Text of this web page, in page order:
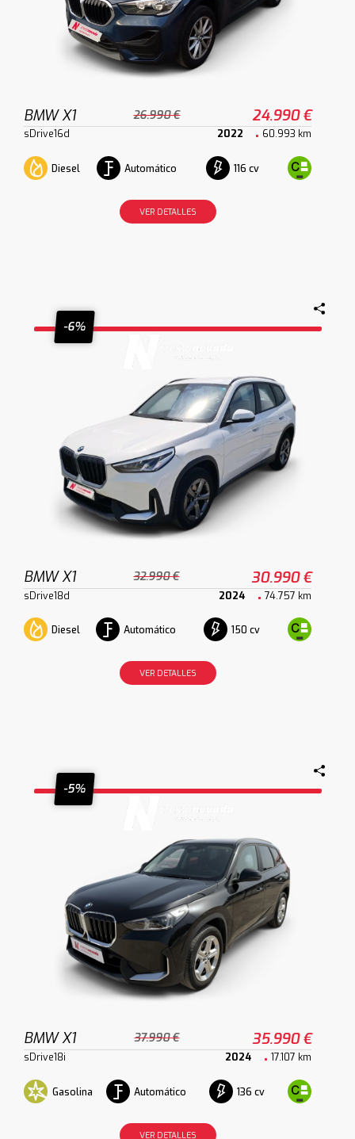
BMW X1 26.990 € 24.990 €
sDrive16d 2022 60.993 km
Diesel Automático 116 cv
VER DETALLES
-6%
BMW X1 32.990 € 30.990 €
sDrive18d 2024 74.757 km
Diesel Automático 150 cv
VER DETALLES
-5%
BMW X1 37.990 € 35.990 €
sDrive18i 2024 17.107 km
Gasolina Automático 136 cv
VER DETALLES